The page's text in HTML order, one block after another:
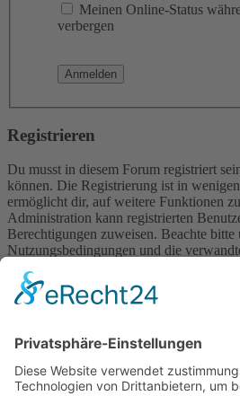
Meinen Online-Status
verbergen
Registrieren
Du musst in diesem Forum registriert
können. Die Registrierung ist in
ermöglicht dir, auf weitere Funktionen
Administration kann registrierten
Berechtigungen zuweisen. Beachte bitte
Nutzungsbedingungen und die
wenn du dich in diesem Board bewegst.